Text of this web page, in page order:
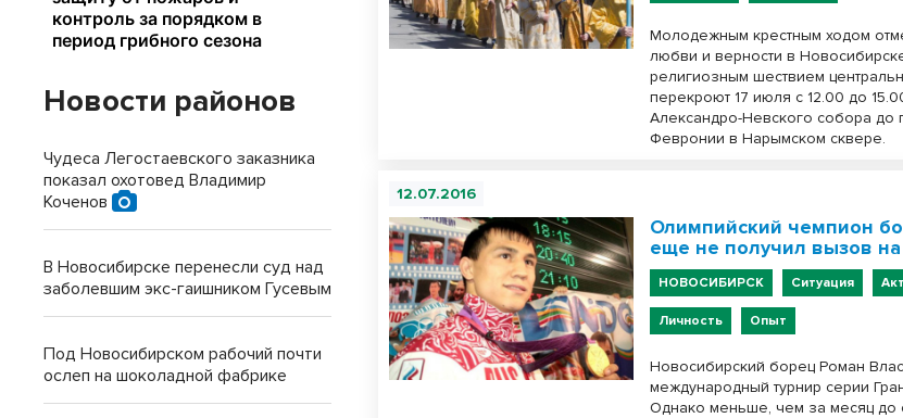
Молодежным крестным ходом
любви и верности в
религиозным шествием
перекроют 17 июля с 12.00 до
Александро-Невского собора до
Февронии в Нарымском сквере.
12.07.2016
Олимпийский чемпион
еще не получил вызов
НОВОСИБИРСК Ситуация
Личность Опыт
Новосибирский борец Роман
международный турнир серии
Однако меньше, чем за месяц до
Новости районов
Чудеса Легостаевского заказника
показал охотовед Владимир
Коченов
В Новосибирске перенесли суд над
заболевшим экс-гаишником Гусевым
Под Новосибирском рабочий почти
ослеп на шоколадной фабрике